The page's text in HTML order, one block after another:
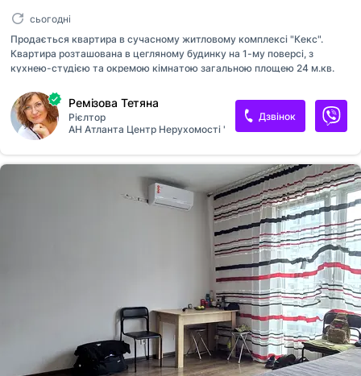
сьогодні
Продається квартира в сучасному житловому комплексі "Кекс".
Квартира розташована в цегляному будинку на 1-му поверсі, з
кухнею-студією та окремою кімнатою загальною площею 24 м.кв.
3 кварталі 2026 р. Телефонуйте в будь-який зручний для вас час!
Ремізова Тетяна
Рієлтор
АН Атланта Центр Нерухомості "Аркадійський"
Дзвінок